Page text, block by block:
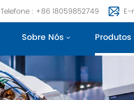
Telefone : +86 18059852749
Sobre Nós Produtos